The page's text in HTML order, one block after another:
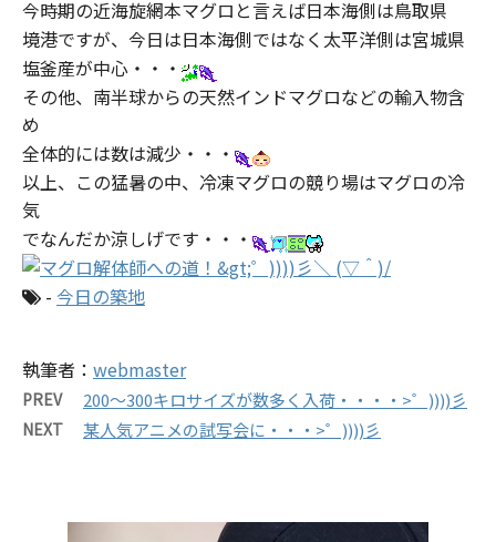
今時期の近海旋網本マグロと言えば日本海側は鳥取県
境港ですが、今日は日本海側ではなく太平洋側は宮城県
塩釜産が中心・・・
その他、南半球からの天然インドマグロなどの輸入物含
め
全体的には数は減少・・・
以上、この猛暑の中、冷凍マグロの競り場はマグロの冷
気
でなんだか涼しげです・・・
- 今日の築地
執筆者： webmaster
PREV 200～300キロサイズが数多く入荷・・・・>゜))))彡
NEXT 某人気アニメの試写会に・・・>゜))))彡